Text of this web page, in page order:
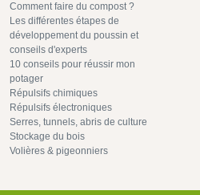
Comment faire du compost ?
Les différentes étapes de
développement du poussin et
conseils d'experts
10 conseils pour réussir mon
potager
Répulsifs chimiques
Répulsifs électroniques
Serres, tunnels, abris de culture
Stockage du bois
Volières & pigeonniers